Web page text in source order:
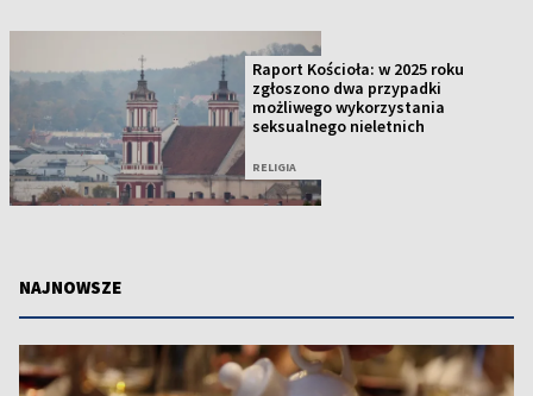
Raport Kościoła: w 2025 roku
zgłoszono dwa przypadki
możliwego wykorzystania
seksualnego nieletnich
RELIGIA
NAJNOWSZE